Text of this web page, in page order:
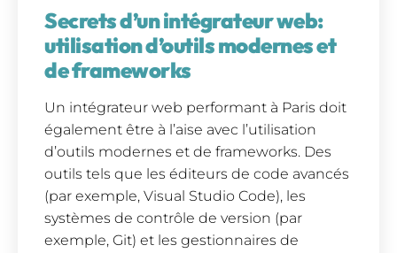
Secrets d’un intégrateur web:
utilisation d’outils modernes et
de frameworks
Un intégrateur web performant à Paris doit
également être à l’aise avec l’utilisation
d’outils modernes et de frameworks. Des
outils tels que les éditeurs de code avancés
(par exemple, Visual Studio Code), les
systèmes de contrôle de version (par
exemple, Git) et les gestionnaires de